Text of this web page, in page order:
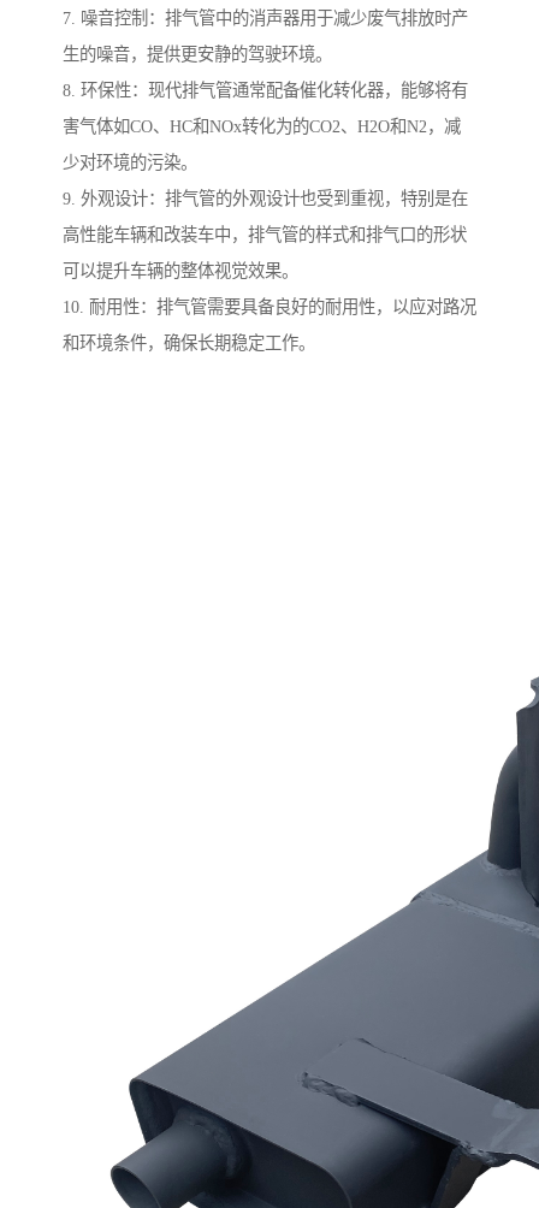
7. 噪音控制：排气管中的消声器用于减少废气排放时产
生的噪音，提供更安静的驾驶环境。
8. 环保性：现代排气管通常配备催化转化器，能够将有
害气体如CO、HC和NOx转化为的CO2、H2O和N2，减
少对环境的污染。
9. 外观设计：排气管的外观设计也受到重视，特别是在
高性能车辆和改装车中，排气管的样式和排气口的形状
可以提升车辆的整体视觉效果。
10. 耐用性：排气管需要具备良好的耐用性，以应对路况
和环境条件，确保长期稳定工作。